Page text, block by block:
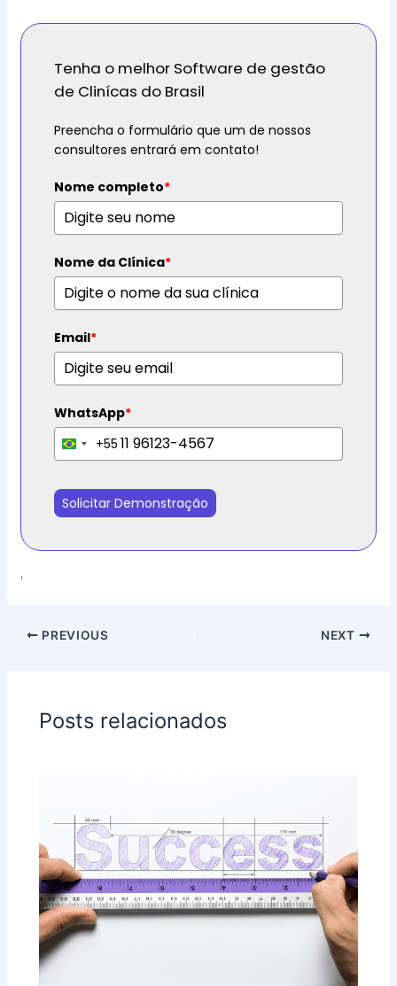
Tenha o melhor Software de gestão
de Clinícas do Brasil
Preencha o formulário que um de nossos
consultores entrará em contato!
Nome completo*
Nome da Clínica*
Email*
WhatsApp*
B
a
z
l
+55
Solicitar Demonstração
'
PREVIOUS NEXT
Posts relacionados